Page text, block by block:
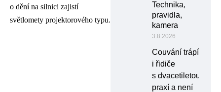
o dění na silnici zajistí
světlomety projektorového typu.
Technika,
pravidla,
kamera
3.8.2026
Couvání trápí
i řidiče
s dvacetiletou
praxí a není